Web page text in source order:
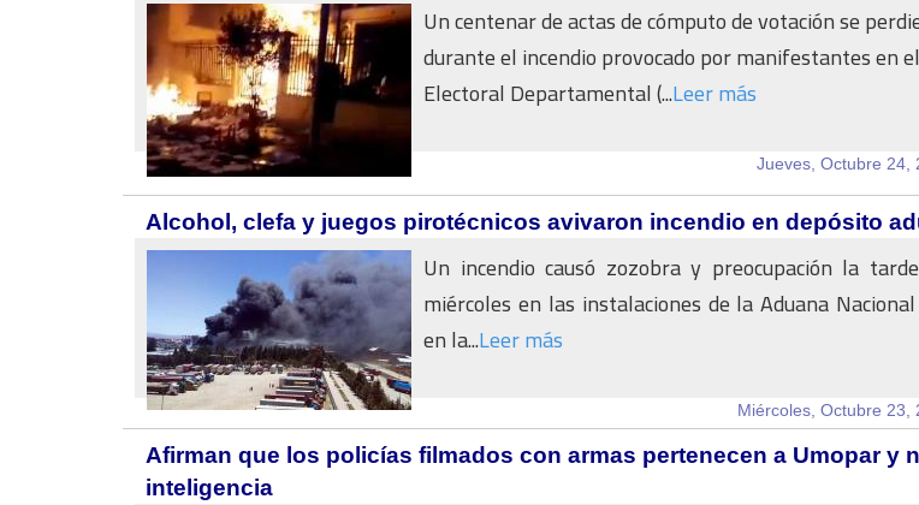
Un centenar de actas de cómputo de votación se
durante el incendio provocado por manifestantes en
Electoral Departamental (...Leer más
Jueves, Octubre 24,
Alcohol, clefa y juegos pirotécnicos avivaron incendio en depósito
Un incendio causó zozobra y preocupación la
miércoles en las instalaciones de la Aduana
en la...Leer más
Miércoles, Octubre 23,
Afirman que los policías filmados con armas pertenecen a Umopar y
inteligencia